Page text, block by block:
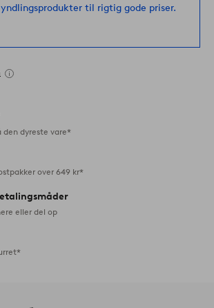
til rigtig gode priser.
den dyreste vare*
over 649 kr*
eller del op